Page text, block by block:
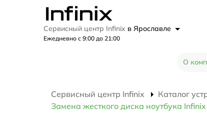
Сервисный центр Infinix в Ярославле
Ежедневно с 9:00 до 21:00
О
Сервисный центр Infinix Каталог
Замена жесткого диска ноутбука Infinix